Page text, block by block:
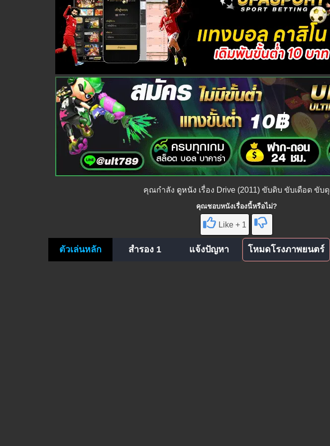
คุณกำลัง ดูหนัง เรื่อง Drive (2011) ขับดิบ ขับเดือด ขับดุ
คุณชอบหนังเรื่องนี้หรือไม่?
Like + 1
ตัวเล่นหลัก สำรอง 1 แจ้งปัญหา โหมดโรงภาพยนตร์